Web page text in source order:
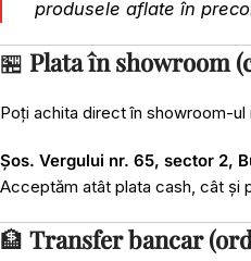
produsele aflate în
🏪 Plata în showroom
Poți achita direct în showroom-ul
Șos. Vergului nr. 65, sector 2,
Acceptăm atât plata cash, cât și
🏦 Transfer bancar